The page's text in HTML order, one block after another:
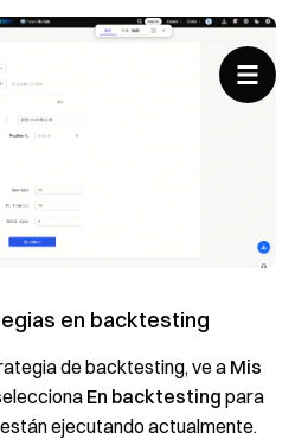
en backtesting
de backtesting, ve a Mis
En backtesting para
ejecutando actualmente.